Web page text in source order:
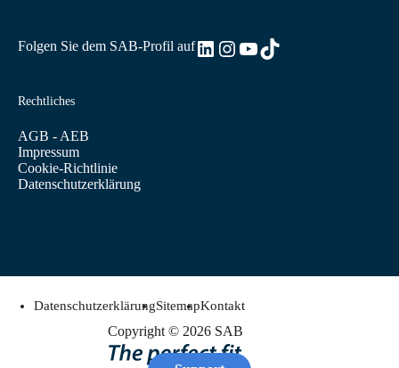
Rechtliches
AGB - AEB
Impressum
Cookie-Richtlinie
Datenschutzerklärung
Folgen Sie dem SAB-Profil aufLinkedIn
Instagram
YouTube
TikTok
Copyright © 2026 SAB
DatenschutzerklärungSitemapKontakt